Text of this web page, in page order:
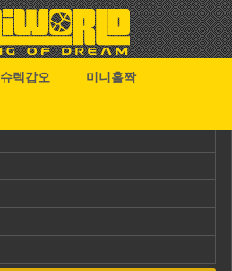
슈렉갑오
미니홀짝